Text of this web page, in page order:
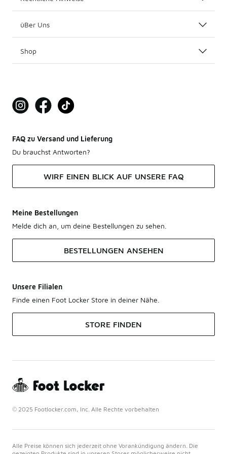
üBer Uns
Shop
FAQ zu Versand und Lieferung
Du brauchst Antworten?
WIRF EINEN BLICK AUF UNSERE FAQ
Meine Bestellungen
Melde dich an, um deine Bestellungen zu sehen.
BESTELLUNGEN ANSEHEN
Unsere Filialen
Finde einen Foot Locker Store in deiner Nähe.
STORE FINDEN
© 2025 Footlocker.com, Inc. Alle Rechte vorbehalten
Alle Preise können sich jederzeit ohne Vorankündigung ändern. Die